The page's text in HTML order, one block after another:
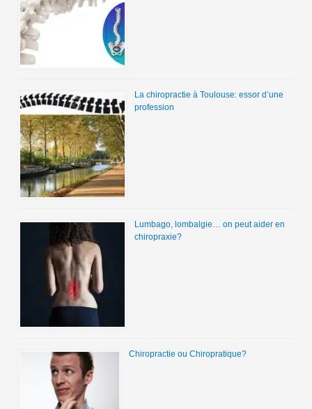
La chiropractie à Toulouse: essor d’une
profession
Lumbago, lombalgie… on peut aider en
chiropraxie?
Chiropractie ou Chiropratique?